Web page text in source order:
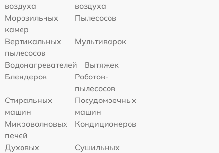
воздуха
воздуха
Морозильных
камер
Пылесосов
Вертикальных
пылесосов
Мультиварок
Водонагревателей
Вытяжек
Блендеров
Роботов-
пылесосов
Стиральных
машин
Посудомоечных
машин
Микроволновых
печей
Кондиционеров
Духовых
Сушильных